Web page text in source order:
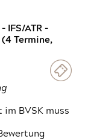
IFS/ATR -
Termine,
BVSK muss